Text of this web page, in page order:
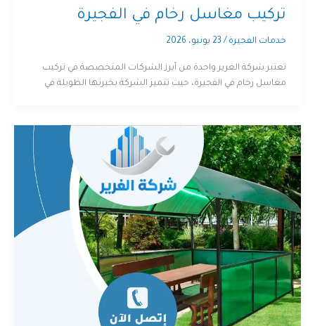
تركيب مغاسل رخام في الفجيرة
خدمات الفجيرة / 23 يونيو، 2026
تعتبر شركة الغرير واحدة من أبرز الشركات المتخصصة في تركيب
مغاسل رخام في الفجيرة، حيث تتميز الشركة بخبرتها الطويلة في